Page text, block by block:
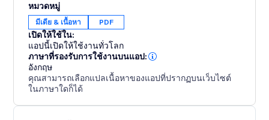
หมวดหมู่
มีเดีย & เนื้อหา PDF
เปิดให้ใช้ใน:
แอปนี้เปิดให้ใช้งานทั่วโลก
ภาษาที่รองรับการใช้งานบนแอป:
อังกฤษ
คุณสามารถเลือกแปลเนื้อหาของแอปที่ปรากฏบนเว็บไซต์
ในภาษาใดก็ได้